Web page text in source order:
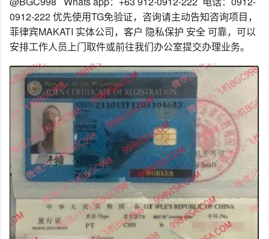
0912-222 优先使用TG免验证，咨询请主动告知咨询项目，
菲律宾MAKATI 实体公司，客户 隐私保护 安全 可靠，可以
安排工作人员上门取件或前往我们办公室提交办理业务。